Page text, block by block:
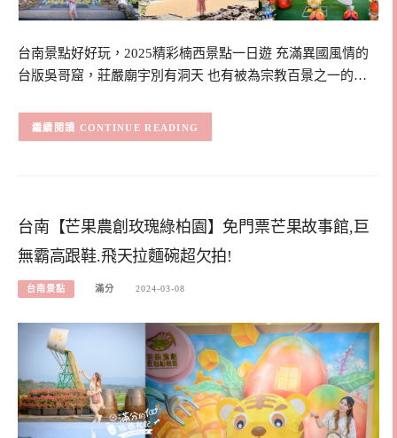
台南景點好好玩，2025精彩楠西景點一日遊 充滿異國風情的
台版吳哥窟，莊嚴廟宇別有洞天 也有被為宗教百景之一的…
CONTINUE READING
台南【芒果農創玫瑰綠柏園】免門票芒果故事館,巨
無霸高跟鞋.飛天拉麵碗超欠拍!
台南景點 滿分 2024-03-08